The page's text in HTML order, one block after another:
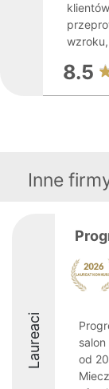
8.5
Inne
Laureaci
od